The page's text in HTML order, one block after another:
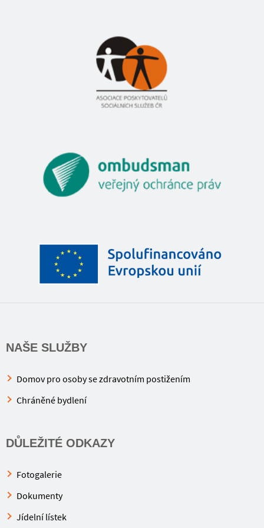
NAŠE SLUŽBY
Domov pro osoby se zdravotním postižením
Chráněné bydlení
DŮLEŽITÉ ODKAZY
Fotogalerie
Dokumenty
Jídelní lístek